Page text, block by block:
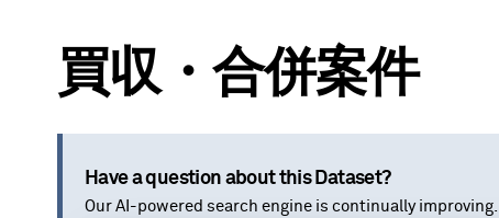
買収・合併案件
Have a question about this Dataset?
Our AI-powered search engine is continually improving.